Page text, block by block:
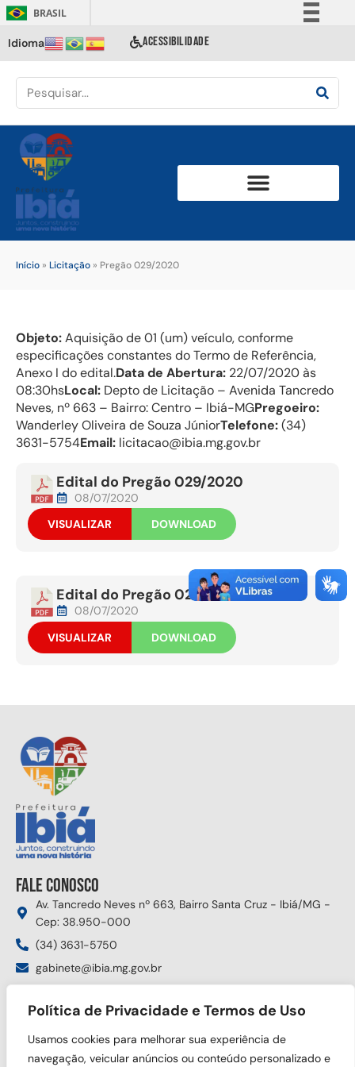
Política de Privacidade e Termos de Uso
Usamos cookies para melhorar sua experiência de
navegação, veicular anúncios ou conteúdo personalizado e
BRASIL
Comunica BR
Acesso à informação
Idioma ACESSIBILIDADE
Início » Licitação » Pregão 029/2020
Objeto:Aquisição de 01 (um) veículo, conforme
especificações constantes do Termo de Referência,
Anexo I do edital.Data de Abertura: 22/07/2020 às
08:30hsLocal: Depto de Licitação – Avenida Tancredo
Neves, nº 663 – Bairro: Centro – Ibiá-MGPregoeiro:
Wanderley Oliveira de Souza JúniorTelefone:(34)
3631-5754Email: licitacao@ibia.mg.gov.br
Edital do Pregão 029/2020
08/07/2020
VISUALIZAR
DOWNLOAD
Edital do Pregão 029/2020
08/07/2020
VISUALIZAR
DOWNLOAD
Fale conosco
Av. Tancredo Neves nº 663, Bairro Santa Cruz - Ibiá/MG -
Cep: 38.950-000
(34) 3631-5750
gabinete@ibia.mg.gov.br
Siga nas redes sociais